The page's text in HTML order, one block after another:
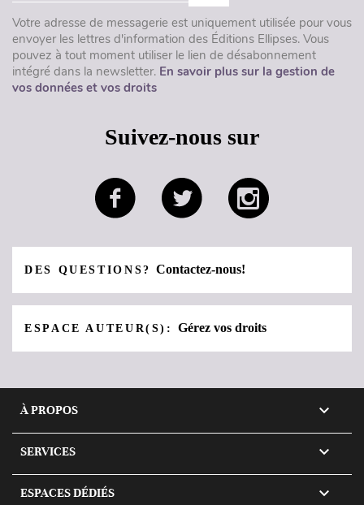
Votre adresse de messagerie est uniquement utilisée pour vous
envoyer les lettres d'information des Éditions Ellipses. Vous
pouvez à tout moment utiliser le lien de désabonnement
intégré dans la newsletter. En savoir plus sur la gestion de
vos données et vos droits
Suivez-nous sur
DES QUESTIONS?Contactez-nous!
ESPACE AUTEUR(S):Gérez vos droits
À PROPOS 
SERVICES 
ESPACES DÉDIÉS 